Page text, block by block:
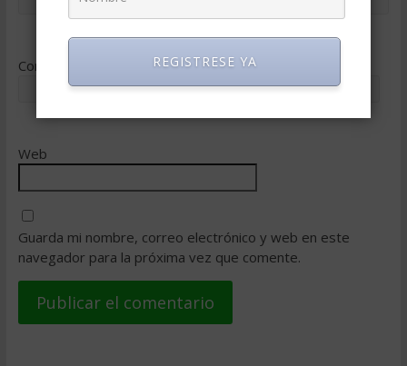
Correo electrónico
Web
Guarda mi nombre, correo electrónico y web en este
navegador para la próxima vez que comente.
REGISTRESE YA